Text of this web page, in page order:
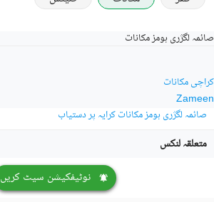
Zameen
کراچی مکانات
صائمہ لگژری ہومز مکانات
صائمہ لگژری ہومز مکانات کرایہ پر دستیاب
متعلقہ لنکس
نوٹیفکیشن سیٹ کریں